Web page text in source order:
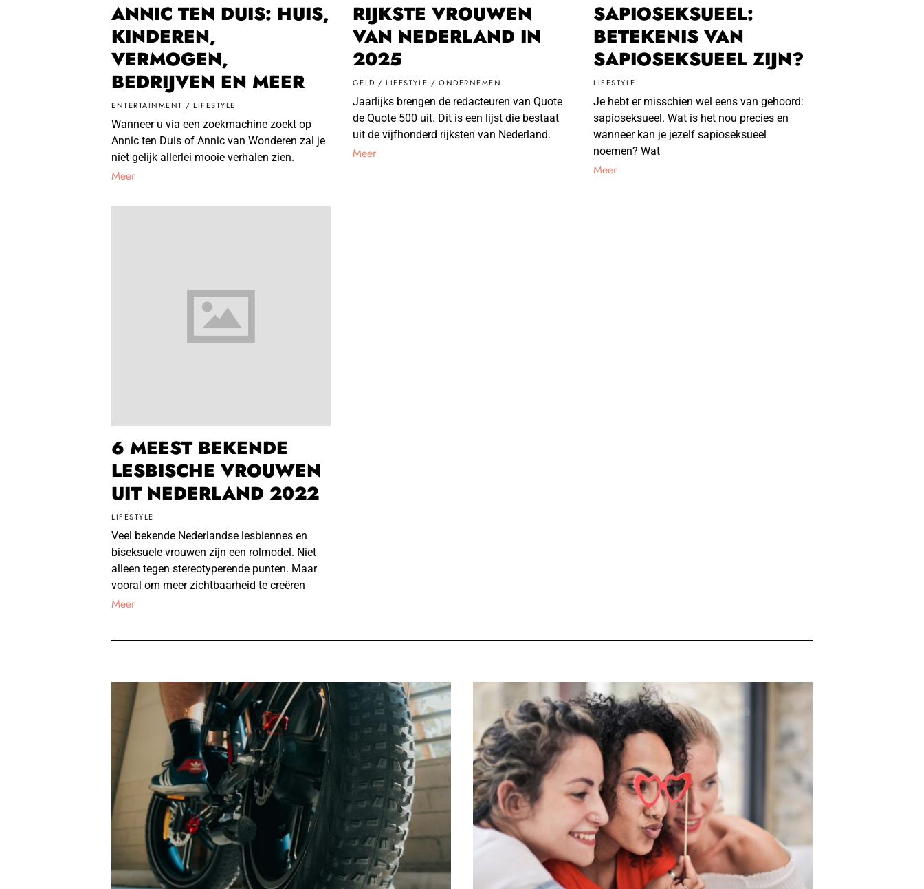
ANNIC TEN DUIS: HUIS,
KINDEREN,
VERMOGEN,
BEDRIJVEN EN MEER
ENTERTAINMENT / LIFESTYLE
Wanneer u via een zoekmachine zoekt op
Annic ten Duis of Annic van Wonderen zal je
niet gelijk allerlei mooie verhalen zien.
Meer
RIJKSTE VROUWEN
VAN NEDERLAND IN
2025
GELD / LIFESTYLE / ONDERNEMEN
Jaarlijks brengen de redacteuren van Quote
de Quote 500 uit. Dit is een lijst die bestaat
uit de vijfhonderd rijksten van Nederland.
Meer
SAPIOSEKSUEEL:
BETEKENIS VAN
SAPIOSEKSUEEL ZIJN?
LIFESTYLE
Je hebt er misschien wel eens van gehoord:
sapioseksueel. Wat is het nou precies en
wanneer kan je jezelf sapioseksueel
noemen? Wat
Meer
6 MEEST BEKENDE
LESBISCHE VROUWEN
UIT NEDERLAND 2022
LIFESTYLE
Veel bekende Nederlandse lesbiennes en
biseksuele vrouwen zijn een rolmodel. Niet
alleen tegen stereotyperende punten. Maar
vooral om meer zichtbaarheid te creëren
Meer